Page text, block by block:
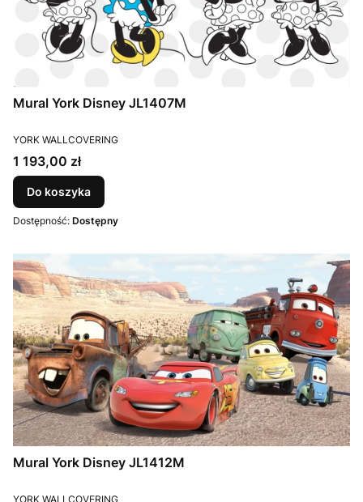
Mural York Disney JL1407M
PRODUCENT
YORK WALLCOVERING
Cena
1 193,00 zł
Do koszyka
Dostępność: Dostępny
Mural York Disney JL1412M
PRODUCENT
YORK WALLCOVERING